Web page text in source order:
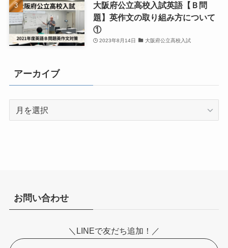
大阪府公立高校入試英語【Ｂ問
題】英作文の取り組み方について
①
2023年8月14日 大阪府公立高校入試
アーカイブ
お問い合わせ
＼LINEで友だち追加！／